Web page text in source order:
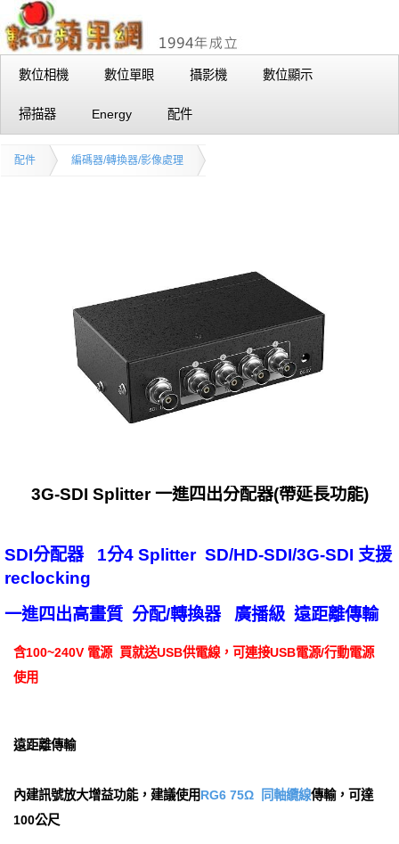
數位相機 數位單眼 攝影機 數位顯示
掃描器 Energy 配件
配件 編碼器/轉換器/影像處理
3G-SDI Splitter 一進四出分配器(帶延長功能)
SDI分配器 1分4 Splitter SD/HD-SDI/3G-SDI 支援
reclocking
一進四出高畫質 分配/轉換器 廣播級 遠距離傳輸
含100~240V 電源 買就送USB供電線，可連接USB電源/行動電源
使用
遠距離傳輸
內建訊號放大增益功能，建議使用RG6 75Ω 同軸纜線傳輸，可達
100公尺